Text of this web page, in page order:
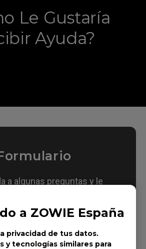
a ZOWIE España
privacidad de tus datos.
y tecnologías similares para
Le Gustaría
Ayuda?
a algunas preguntas y le